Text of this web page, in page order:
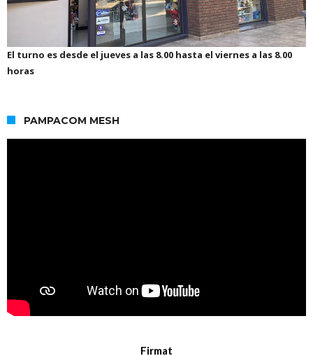
El turno es desde el jueves a las 8.00 hasta el viernes a las 8.00
horas
PAMPACOM MESH
Firmat